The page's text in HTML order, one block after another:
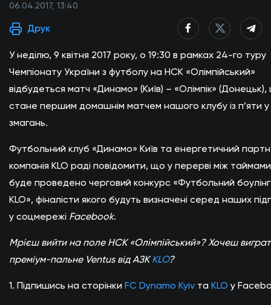
06.04.2017, 13:40
Друк
У неділю, 9 квітня 2017 року, о 19:30 в рамках 24-го туру
Чемпіонату України з футболу на НСК «Олімпійський»
відбудеться матч «Динамо» (Київ) – «Олімпік»
стане першим домашнім матчем нашого клубу із п’яти у
змагань.
Футбольний клуб «Динамо» Київ та енергетичний
компанія KLO раді повідомити, що у перерві між
буде проведено черговий конкурс «Футбольний боулінг
KLO», фіналісти якого будуть визначені серед наших
у соцмережі Facebook.
Мрієш вийти на поле НСК «Олімпійський»? Хочеш
преміум-пальне Ventus від АЗКKLO?
1. Підпишись на сторінки FC Dynamo Kyiv та KLO у